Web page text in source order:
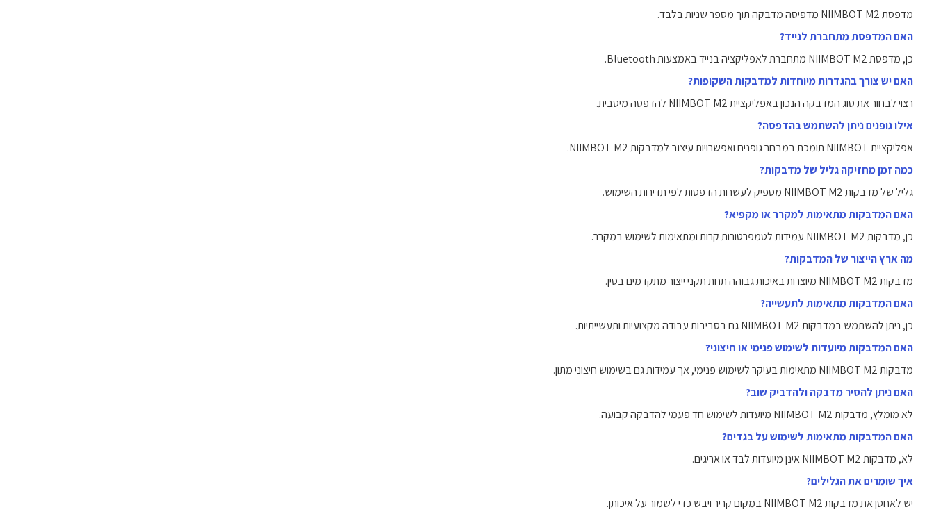
מדפסת NIIMBOT M2 מדפיסה מדבקה תוך מספר שניות בלבד.
האם המדפסת מתחברת לנייד?
כן, מדפסת NIIMBOT M2 מתחברת לאפליקציה בנייד באמצעות Bluetooth.
האם יש צורך בהגדרות מיוחדות למדבקות השקופות?
רצוי לבחור את סוג המדבקה הנכון באפליקציית NIIMBOT M2 להדפסה מיטבית.
אילו גופנים ניתן להשתמש בהדפסה?
אפליקציית NIIMBOT תומכת במבחר גופנים ואפשרויות עיצוב למדבקות NIIMBOT M2.
כמה זמן מחזיקה גליל של מדבקות?
גליל של מדבקות NIIMBOT M2 מספיק לעשרות הדפסות לפי תדירות השימוש.
האם המדבקות מתאימות למקרר או מקפיא?
כן, מדבקות NIIMBOT M2 עמידות לטמפרטורות קרות ומתאימות לשימוש במקרר.
מה ארץ הייצור של המדבקות?
מדבקות NIIMBOT M2 מיוצרות באיכות גבוהה תחת תקני ייצור מתקדמים בסין.
האם המדבקות מתאימות לתעשייה?
כן, ניתן להשתמש במדבקות NIIMBOT M2 גם בסביבות עבודה מקצועיות ותעשייתיות.
האם המדבקות מיועדות לשימוש פנימי או חיצוני?
מדבקות NIIMBOT M2 מתאימות בעיקר לשימוש פנימי, אך עמידות גם בשימוש חיצוני מתון.
האם ניתן להסיר מדבקה ולהדביק שוב?
לא מומלץ, מדבקות NIIMBOT M2 מיועדות לשימוש חד פעמי להדבקה קבועה.
האם המדבקות מתאימות לשימוש על בגדים?
לא, מדבקות NIIMBOT M2 אינן מיועדות לבד או אריגים.
איך שומרים את הגלילים?
יש לאחסן את מדבקות NIIMBOT M2 במקום קריר ויבש כדי לשמור על איכותן.